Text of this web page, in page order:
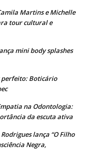
Martins e Michelle
tour cultural e
mini body splashes
perfeito: Boticário
na Odontologia:
da escuta ativa
lança “O Filho
Negra,